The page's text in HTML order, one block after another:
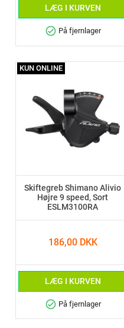
LÆG I KURVEN
check_circle På fjernlager
Skiftegreb Shimano Alivio
Højre 9 speed, Sort
ESLM3100RA
186,00 DKK
LÆG I KURVEN
check_circle På fjernlager
KUN ONLINE